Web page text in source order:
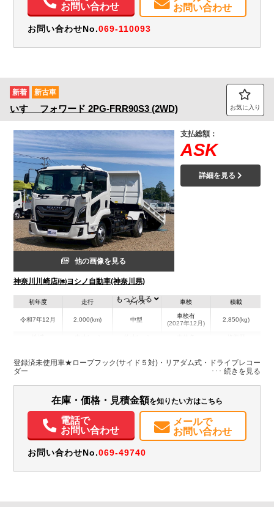
お問い合わせ
お問い合わせ
お問い合わせNo.069-110093
新着 新古車
いすゞ フォワード 2PG-FRR90S3 (2WD) お気に入り
他の画像を見る
神奈川川崎店/㈱ヨシノ自動車(神奈川県)
支払総額：
ASK
詳細を見る
初年度
令和7年12月
走行
2,000(km)
サイズ
中型
車検
車検有
(2027年12月)
積載
2,850(kg)
神奈川県
W:2,060
H:230
- －
電動格納ミラー
ETC メンテナンスノート（保証書）
もっと見る
登録済未使用車★ロープフック(サイド５対)・リアダム式・ドライブレコー
ダー
在庫・価格・見積金額を知りたい方はこちら
電話で
お問い合わせ
メールで
お問い合わせ
お問い合わせNo.069-49740